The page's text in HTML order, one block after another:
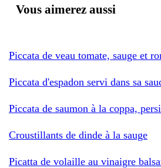
Vous aimerez aussi
Piccata de veau tomate, sauge et
Piccata d'espadon servi dans sa
Piccata de saumon à la coppa,
Croustillants de dinde à la sauge
Picatta de volaille au vinaigre